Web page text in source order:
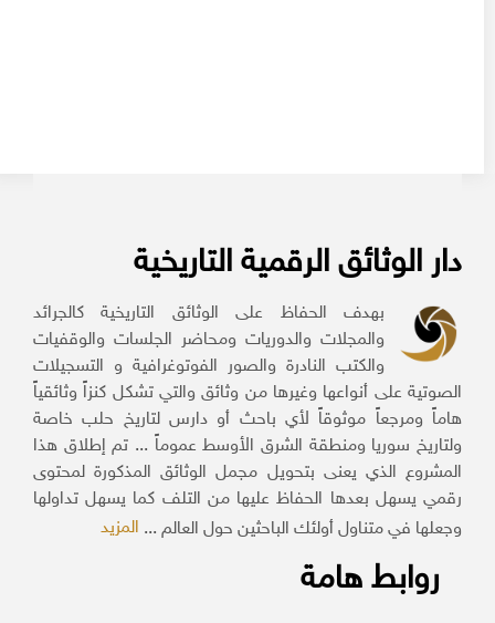
دار الوثائق الرقمية التاريخية
بهدف الحفاظ على الوثائق التاريخية كالجرائد
والمجلات والدوريات ومحاضر الجلسات والوقفيات
والكتب النادرة والصور الفوتوغرافية و التسجيلات
الصوتية على أنواعها وغيرها من وثائق والتي تشكل كنزاً وثائقياً
هاماً ومرجعاً موثوقاً لأي باحث أو دارس لتاريخ حلب خاصة
ولتاريخ سوريا ومنطقة الشرق الأوسط عموماً ... تم إطلاق هذا
المشروع الذي يعنى بتحويل مجمل الوثائق المذكورة لمحتوى
رقمي يسهل بعدها الحفاظ عليها من التلف كما يسهل تداولها
وجعلها في متناول أولئك الباحثين حول العالم ...المزيد
روابط هامة